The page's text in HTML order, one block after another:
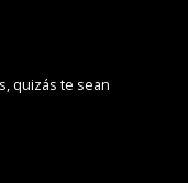
quizás te sean